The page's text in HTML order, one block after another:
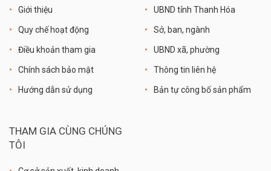
Giới thiệu
Quy chế hoạt động
Điều khoản tham gia
Chính sách bảo mật
Hướng dẫn sử dụng
UBND tỉnh Thanh Hóa
Sở, ban, ngành
UBND xã, phường
Thông tin liên hệ
Bản tự công bố sản phẩm
THAM GIA CÙNG CHÚNG
TÔI